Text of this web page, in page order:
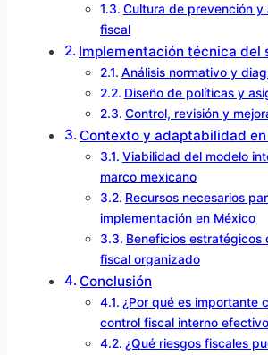
Cultura de prevención y
fiscal
Implementación técnica del
Análisis normativo y
Diseño de políticas y
Control, revisión y
Contexto y adaptabilidad
Viabilidad del modelo
marco mexicano
Recursos necesarios
implementación en México
Beneficios estratégicos
fiscal organizado
Conclusión
¿Por qué es importante
control fiscal interno
¿Qué riesgos fiscales